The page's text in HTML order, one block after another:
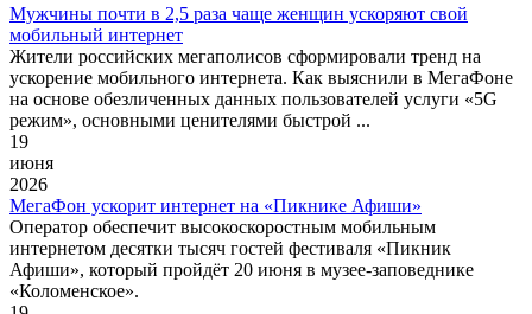
Мужчины почти в 2,5 раза чаще женщин ускоряют свой
мобильный интернет
Жители российских мегаполисов сформировали тренд на
ускорение мобильного интернета. Как выяснили в МегаФоне
на основе обезличенных данных пользователей услуги «5G
режим», основными ценителями быстрой ...
19
июня
2026
МегаФон ускорит интернет на «Пикнике Афиши»
Оператор обеспечит высокоскоростным мобильным
интернетом десятки тысяч гостей фестиваля «Пикник
Афиши», который пройдёт 20 июня в музее-заповеднике
«Коломенское».